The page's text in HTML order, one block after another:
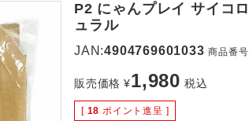
P2 にゃんプレイ サイコ
ュラル
JAN:4904769601033 商品番号
販売価格 ¥1,980 税込
[ 18 ポイント進呈 ]